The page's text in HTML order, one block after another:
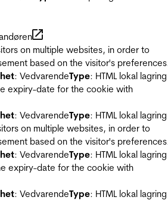
on multiple websites, in order to
based on the visitor's
: VedvarendeType: HTML lokal lagring
expiry-date for the cookie with
: VedvarendeType: HTML lokal lagring
on multiple websites, in order to
based on the visitor's
: VedvarendeType: HTML lokal lagring
expiry-date for the cookie with
: VedvarendeType: HTML lokal lagring